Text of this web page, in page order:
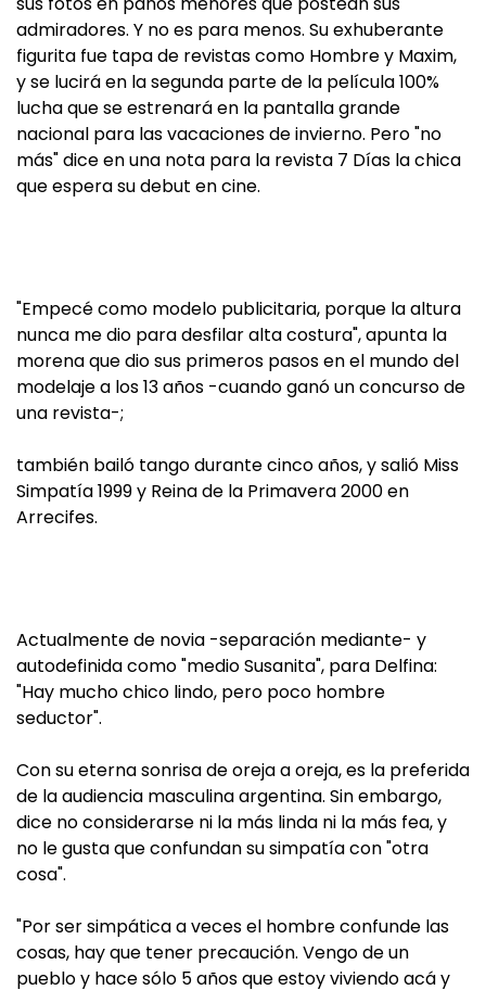
admiradores. Y no es para menos. Su exhuberante
figurita fue tapa de revistas como Hombre y Maxim,
y se lucirá en la segunda parte de la película 100%
lucha que se estrenará en la pantalla grande
nacional para las vacaciones de invierno. Pero "no
más" dice en una nota para la revista 7 Días la chica
que espera su debut en cine.
"Empecé como modelo publicitaria, porque la altura
nunca me dio para desfilar alta costura", apunta la
morena que dio sus primeros pasos en el mundo del
modelaje a los 13 años -cuando ganó un concurso de
una revista-;
también bailó tango durante cinco años, y salió Miss
Simpatía 1999 y Reina de la Primavera 2000 en
Arrecifes.
Actualmente de novia -separación mediante- y
autodefinida como "medio Susanita", para Delfina:
"Hay mucho chico lindo, pero poco hombre
seductor".
Con su eterna sonrisa de oreja a oreja, es la preferida
de la audiencia masculina argentina. Sin embargo,
dice no considerarse ni la más linda ni la más fea, y
no le gusta que confundan su simpatía con "otra
cosa".
"Por ser simpática a veces el hombre confunde las
cosas, hay que tener precaución. Vengo de un
pueblo y hace sólo 5 años que estoy viviendo acá y